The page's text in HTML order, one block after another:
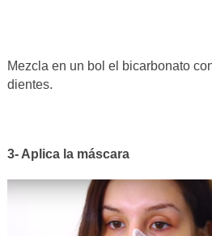
Mezcla en un bol el bicarbonato
dientes.
3- Aplica la máscara